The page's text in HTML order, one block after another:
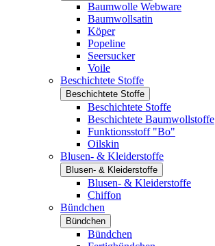
Baumwolle Webware
Baumwollsatin
Köper
Popeline
Seersucker
Voile
Beschichtete Stoffe
Beschichtete Stoffe
Beschichtete Stoffe
Beschichtete Baumwollstoffe
Funktionsstoff "Bo"
Oilskin
Blusen- & Kleiderstoffe
Blusen- & Kleiderstoffe
Blusen- & Kleiderstoffe
Chiffon
Bündchen
Bündchen
Bündchen